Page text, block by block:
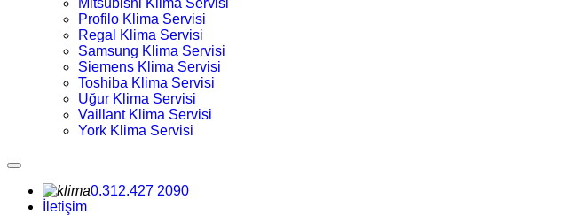
Mitsubishi Klima Servisi
Profilo Klima Servisi
Regal Klima Servisi
Samsung Klima Servisi
Siemens Klima Servisi
Toshiba Klima Servisi
Uğur Klima Servisi
Vaillant Klima Servisi
York Klima Servisi
0.312.427 2090
İletişim